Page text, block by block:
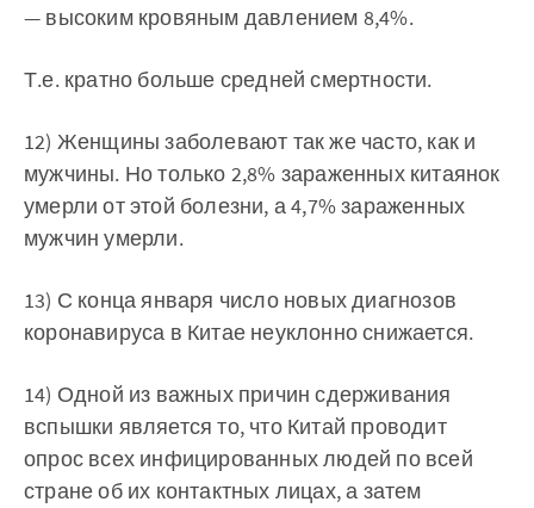
— высоким кровяным давлением 8,4%.
Т.е. кратно больше средней смертности.
12) Женщины заболевают так же часто, как и
мужчины. Но только 2,8% зараженных китаянок
умерли от этой болезни, а 4,7% зараженных
мужчин умерли.
13) С конца января число новых диагнозов
коронавируса в Китае неуклонно снижается.
14) Одной из важных причин сдерживания
вспышки является то, что Китай проводит
опрос всех инфицированных людей по всей
стране об их контактных лицах, а затем